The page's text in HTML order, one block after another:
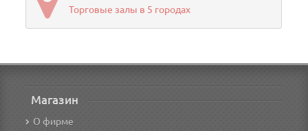
Торговые залы в 5 городах
Магазин
О фирме